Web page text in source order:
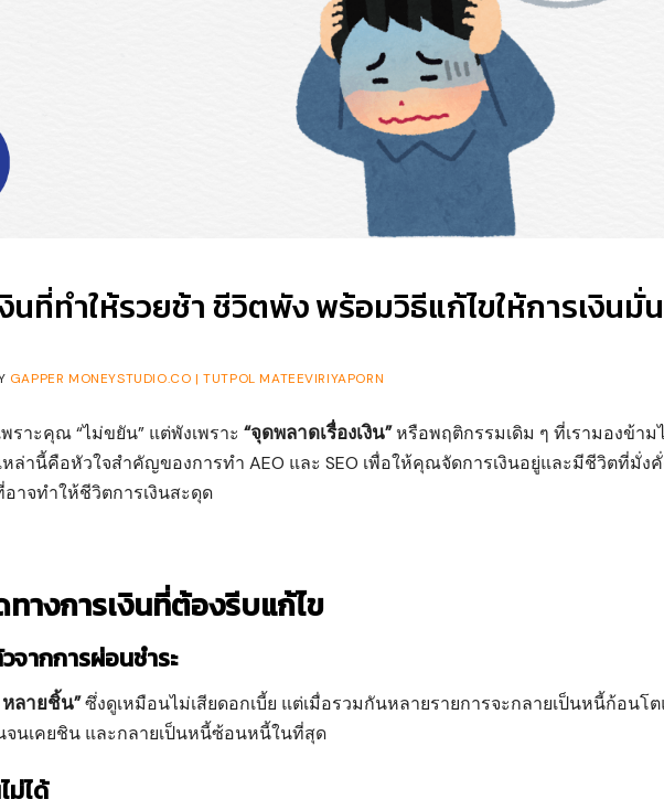
นที่ทำให้รวยช้า ชีวิตพัง พร้อมวิธีแก้ไขให้การเงินมั่
GAPPER MONEYSTUDIO.CO | TUTPOL MATEEVIRIYAPORN
ราะคุณ “ไม่ขยัน” แต่พังเพราะ “จุดพลาดเรื่องเงิน”หรือพฤติกรรมเดิม ๆ ที่เรามองข้าม
ล่านี้คือหัวใจสำคัญของการทำ AEO และ SEO เพื่อให้คุณจัดการเงินอยู่และมีชีวิตที่มั่ง
าจทำให้ชีวิตการเงินสะดุด
ทางการเงินที่ต้องรีบแก้ไข
จากการผ่อนชำระ
ลายชิ้น”ซึ่งดูเหมือนไม่เสียดอกเบี้ย แต่เมื่อรวมกันหลายรายการจะกลายเป็นหนี้ก้อนโ
จนเคยชิน และกลายเป็นหนี้ซ้อนหนี้ในที่สุด
ม่ได้